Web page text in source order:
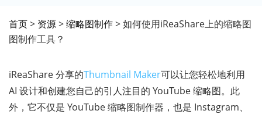
首页> 资源>缩略图制作> 如何使用iReaShare上的缩略图
图制作工具？
iReaShare 分享的Thumbnail Maker可以让您轻松地利用
AI 设计和创建您自己的引人注目的 YouTube 缩略图。此
外，它不仅是 YouTube 缩略图制作器，也是 Instagram、